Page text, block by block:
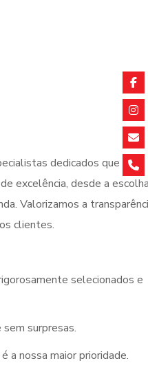
dedicados que
excelência, desde a
Valorizamos a
clientes.
selecionados e
surpresas.
a nossa maior prioridade.